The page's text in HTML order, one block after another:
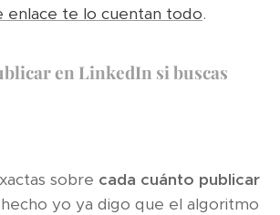
enlace te lo cuentan todo.
en LinkedIn si buscas
sobre cada cuánto publicar
yo ya digo que el algoritmo